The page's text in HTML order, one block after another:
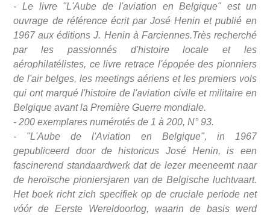
- Le livre "L'Aube de l'aviation en Belgique" est un
ouvrage de référence écrit par José Henin et publié en
1967 aux éditions J. Henin à Farciennes.Très recherché
par les passionnés d'histoire locale et les
aérophilatélistes, ce livre retrace l'épopée des pionniers
de l'air belges, les meetings aériens et les premiers vols
qui ont marqué l'histoire de l'aviation civile et militaire en
Belgique avant la Première Guerre mondiale.
- 200 exemplares numérotés de 1 à 200, N° 93.
- "L'Aube de l'Aviation en Belgique", in 1967
gepubliceerd door de historicus José Henin, is een
fascinerend standaardwerk dat de lezer meeneemt naar
de heroïsche pioniersjaren van de Belgische luchtvaart.
Het boek richt zich specifiek op de cruciale periode net
vóór de Eerste Wereldoorlog, waarin de basis werd